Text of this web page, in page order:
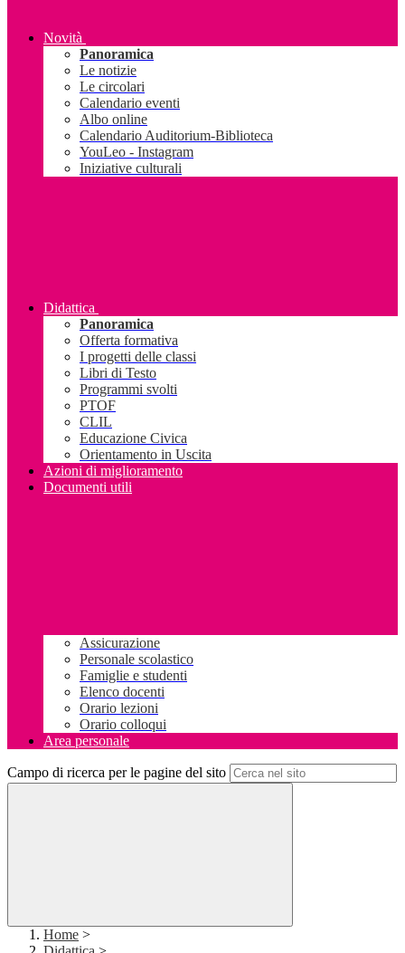
Novità
Panoramica
Le notizie
Le circolari
Calendario eventi
Albo online
Calendario Auditorium-Biblioteca
YouLeo - Instagram
Iniziative culturali
Didattica
Panoramica
Offerta formativa
I progetti delle classi
Libri di Testo
Programmi svolti
PTOF
CLIL
Educazione Civica
Orientamento in Uscita
Azioni di miglioramento
Documenti utili
Assicurazione
Personale scolastico
Famiglie e studenti
Elenco docenti
Orario lezioni
Orario colloqui
Area personale
Campo di ricerca per le pagine del sito
Home >